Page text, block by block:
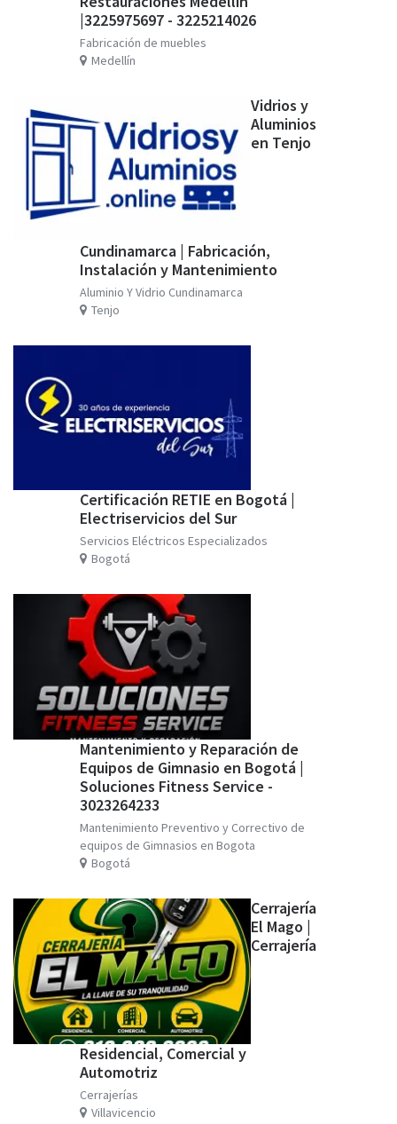
|3225975697 - 3225214026
Fabricación de muebles
Medellín
Vidrios y
Aluminios
en Tenjo
Cundinamarca | Fabricación,
Instalación y Mantenimiento
Aluminio Y Vidrio Cundinamarca
Tenjo
Certificación RETIE en Bogotá |
Electriservicios del Sur
Servicios Eléctricos Especializados
Bogotá
Mantenimiento y Reparación de
Equipos de Gimnasio en Bogotá |
Soluciones Fitness Service -
3023264233
Mantenimiento Preventivo y Correctivo de
equipos de Gimnasios en Bogota
Bogotá
Cerrajería
El Mago |
Cerrajería
Residencial, Comercial y
Automotriz
Cerrajerías
Villavicencio